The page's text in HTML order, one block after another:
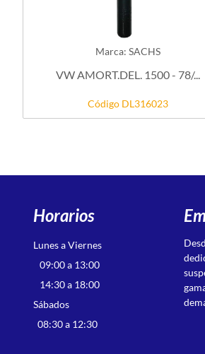
Marca: SACHS
VW AMORT.DEL. 1500 - 78/...
Código DL316023
Horarios
Lunes a Viernes
09:00 a 13:00
14:30 a 18:00
Sábados
08:30 a 12:30